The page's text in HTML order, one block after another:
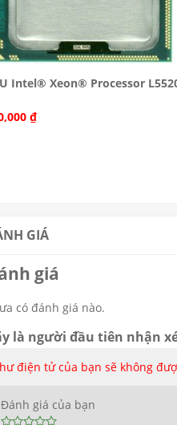
Intel® Xeon® Processor
₫
GIÁ
giá
có đánh giá nào.
là người đầu tiên nhận
điện tử của bạn sẽ không
Đánh giá của bạn